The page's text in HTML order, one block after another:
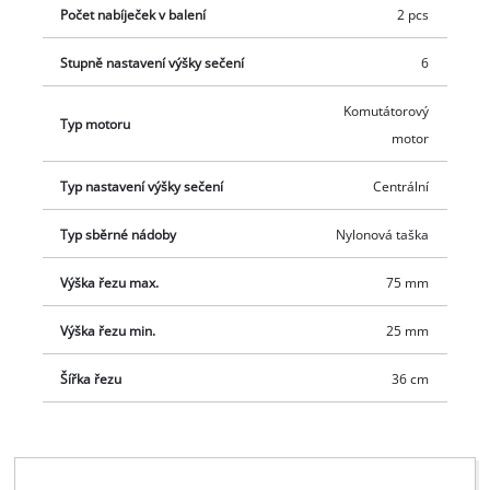
Počet nabíječek v balení 2 pcs
Stupně nastavení výšky sečení 6
Typ motoru
Komutátorový
motor
Typ nastavení výšky sečení Centrální
Typ sběrné nádoby Nylonová taška
Výška řezu max. 75 mm
Výška řezu min. 25 mm
Šířka řezu 36 cm